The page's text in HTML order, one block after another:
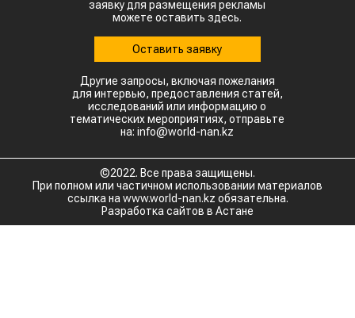
заявку для размещения рекламы
можете оставить здесь.
Оставить заявку
Другие запросы, включая пожелания
для интервью, предоставления статей,
исследований или информацию о
тематических мероприятиях, отправьте
на: info@world-nan.kz
©2022. Все права защищены.
При полном или частичном использовании материалов
ссылка на www.world-nan.kz обязательна.
Разработка сайтов в Астане